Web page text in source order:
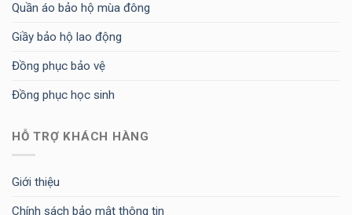
Quần áo bảo hộ mùa đông
Giầy bảo hộ lao động
Đồng phục bảo vệ
Đồng phục học sinh
HỖ TRỢ KHÁCH HÀNG
Giới thiệu
Chính sách bảo mật thông tin